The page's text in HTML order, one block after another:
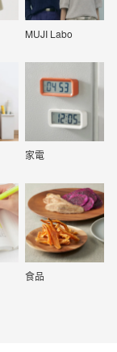
MUJI Labo
家電
食品